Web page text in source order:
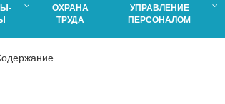
ОХРАНА
ТРУДА
УПРАВЛЕНИЕ
ПЕРСОНАЛОМ